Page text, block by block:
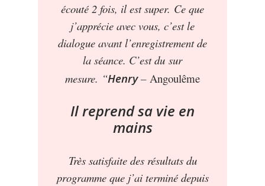
écouté 2 fois, il est super. Ce que
j’apprécie avec vous, c’est le
dialogue avant l’enregistrement de
la séance. C’est du sur
mesure. “Henry– Angoulême
Il reprend sa vie en
mains
Très satisfaite des résultats du
programme que j’ai terminé depuis